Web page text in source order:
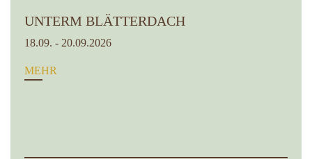
UNTERM BLÄTTERDACH
18.09. - 20.09.2026
MEHR